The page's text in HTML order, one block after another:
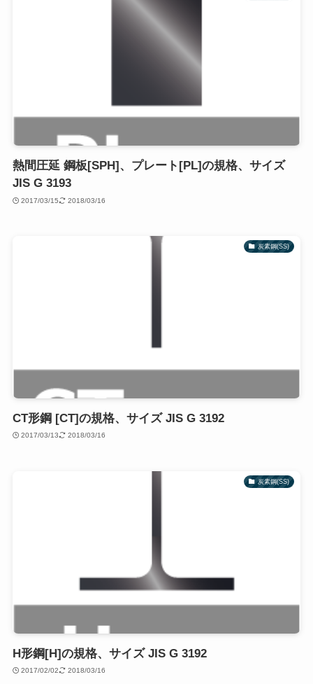
熱間圧延 鋼板[SPH]、プレート[PL]の規格、サイズ
JIS G 3193
2017/03/15 2018/03/16
炭素鋼(SS)
CT形鋼 [CT]の規格、サイズ JIS G 3192
2017/03/13 2018/03/16
炭素鋼(SS)
H形鋼[H]の規格、サイズ JIS G 3192
2017/02/02 2018/03/16